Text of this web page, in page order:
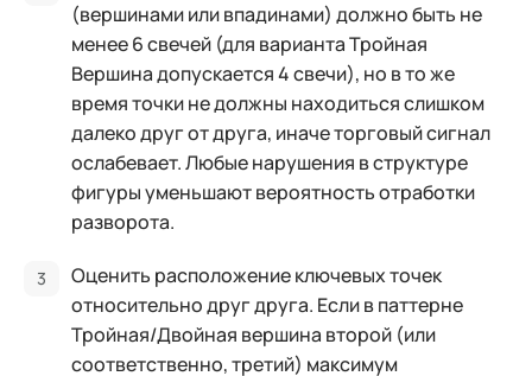
(вершинами или впадинами) должно быть не
менее 6 свечей (для варианта Тройная
Вершина допускается 4 свечи), но в то же
время точки не должны находиться слишком
далеко друг от друга, иначе торговый сигнал
ослабевает. Любые нарушения в структуре
фигуры уменьшают вероятность отработки
разворота.
Оценить расположение ключевых точек
относительно друг друга. Если в паттерне
Тройная/Двойная вершина второй (или
соответственно, третий) максимум